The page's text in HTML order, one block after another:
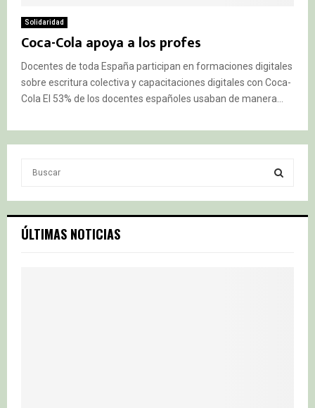
Solidaridad
Coca-Cola apoya a los profes
Docentes de toda España participan en formaciones digitales
sobre escritura colectiva y capacitaciones digitales con Coca-
Cola El 53% de los docentes españoles usaban de manera...
c
h
S
ÚLTIMAS NOTICIAS